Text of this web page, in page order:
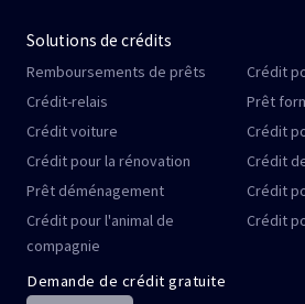
Solutions de crédits
Remboursements de prêts
Crédit-relais
Crédit voiture
Crédit pour la rénovation
Prêt déménagement
Crédit pour l'animal de
compagnie
Crédit
Prêt
Crédit
Crédit
Crédit
Crédit
Demande de crédit gratuite